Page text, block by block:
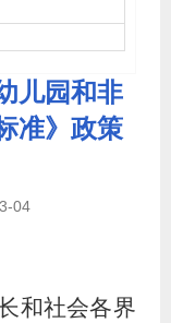
儿园和非
准》政策
04
和社会各界